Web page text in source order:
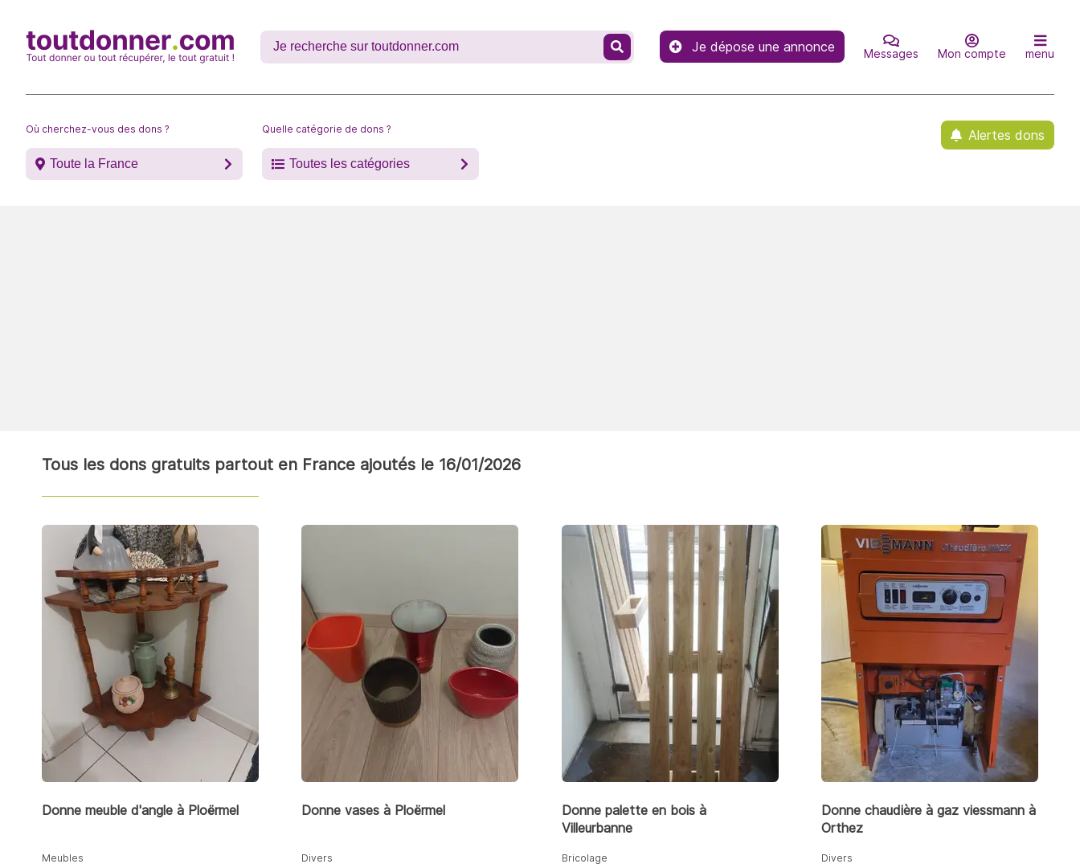
Je dépose une annonce Messages Mon compte menu
Où cherchez-vous des dons ?
Toute la France
Quelle catégorie de dons ?
Toutes les catégories
Alertes dons
Tous les dons gratuits partout en France ajoutés le 16/01/2026
Donne meuble d'angle à Ploërmel
Meubles
Donne vases à Ploërmel
Divers
Donne palette en bois à
Villeurbanne
Bricolage
Donne chaudière à gaz viessmann à
Orthez
Divers